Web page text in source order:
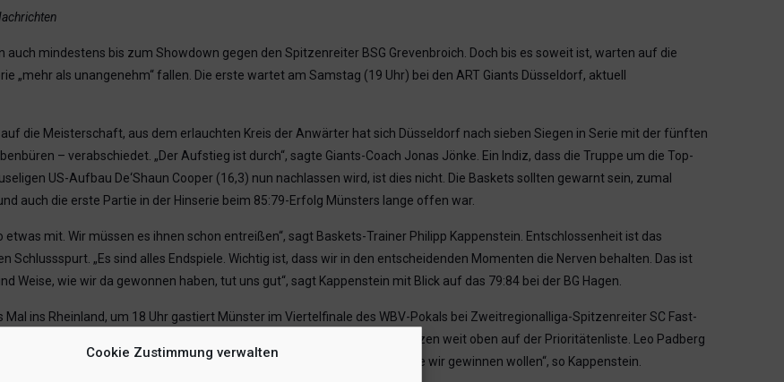
Cookie Zustimmung verwalten
auch mindestens bis zum Showdown gegen den Spitzenreiter BSG Grevenbroich. Doch bis es soweit ist, warten auf die
„mehr als unangenehm“ fallen. Die erste wartet am Samstag (19 Uhr) bei den ART Giants Düsseldorf, aktuell
die Meisterschaft, aus dem erlauchten Kreis der Anwärter hat sich Düsseldorf nach sieben Siegen in Serie mit der fünften
– verabschiedet. „Der Aufstieg ist durch“, sagte Giants-Coach Jonas Jönke. Ein Indiz, dass die Truppe um die Top-
US-Aufbau De‘Shaun Cooper (16,3) nun nachlassen wird, ist dies nicht. Die Baskets sollten gewarnt sein, zumal
auch die erste Partie in der Hinserie beim 85:79-Erfolg Münsters lange offen war.
mit. Wir müssen es ihnen schon entreißen“, sagt Baskets-Trainer Philipp Kappenstein. Entschlossenheit ist das
„Es sind alles Endspiele. Wichtig ist, dass wir in den entscheidenden Momenten die Nerven behalten. Das ist
Weise, wie wir da gewonnen haben, tut uns gut“, sagt Kappenstein mit Blick auf das 79:84 bei der BG Hagen.
ins Rheinland, um 18 Uhr gastiert Münster im Viertelfinale des WBV-Pokals bei Zweitregionalliga-Spitzenreiter SC Fast-
die Mission Titelverteidigung steht trotz der Meisterschaftsstrapazen weit oben auf der Prioritätenliste. Leo Padberg
Amerikaner spielberechtigt sind. „Das wird eine coole Begegnung, die wir gewinnen wollen“, so Kappenstein.